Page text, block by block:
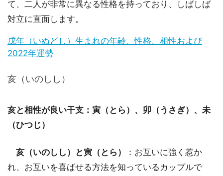
て、二人が非常に異なる性格を持っており、しばしば
対立に直面します。
戌年（いぬどし）生まれの年齢、性格、相性および
2022年運勢
亥（いのしし）
亥と相性が良い干支：寅（とら）、卯（うさぎ）、未
（ひつじ）
亥（いのしし）と寅（とら）
：お互いに強く惹か
れ、お互いを喜ばせる方法を知っているカップルで